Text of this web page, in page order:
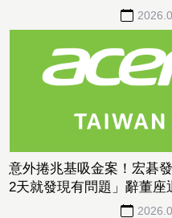
意外捲兆基吸金案！宏碁
2天就發現有問題」辭董座
營：內部存在管理缺失